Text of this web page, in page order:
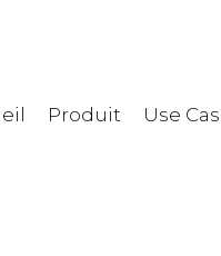
Produit Use